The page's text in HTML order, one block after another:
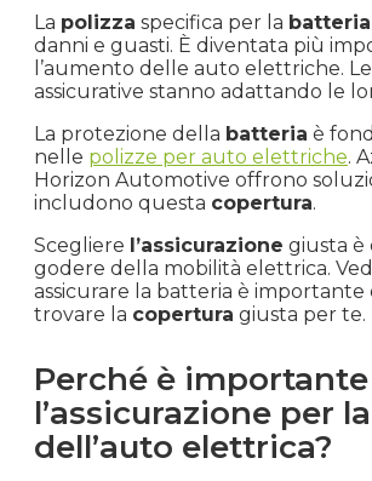
La polizza specifica per la batteria
danni e guasti. È diventata più
l’aumento delle auto elettriche.
assicurative stanno adattando le
La protezione della batteria è
nelle polizze per auto elettriche.
Horizon Automotive offrono
includono questa copertura.
Scegliere l’assicurazione giusta è
godere della mobilità elettrica.
assicurare la batteria è importante
trovare la copertura giusta per te.
Perché è importante
l’assicurazione per
dell’auto elettrica?